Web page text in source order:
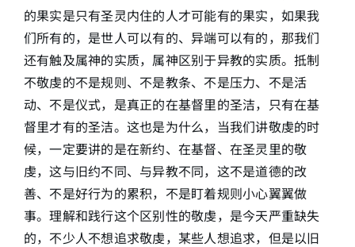
的果实是只有圣灵内住的人才可能有的果实，如果我
们所有的，是世人可以有的、异端可以有的，那我们
还有触及属神的实质，属神区别于异教的实质。抵制
不敬虔的不是规则、不是教条、不是压力、不是活
动、不是仪式，是真正的在基督里的圣洁，只有在基
督里才有的圣洁。这也是为什么，当我们讲敬虔的时
候，一定要讲的是在新约、在基督、在圣灵里的敬
虔，这与旧约不同、与异教不同，这不是道德的改
善、不是好行为的累积，不是盯着规则小心翼翼做
事。理解和践行这个区别性的敬虔，是今天严重缺失
的，不少人不想追求敬虔，某些人想追求，但是以旧